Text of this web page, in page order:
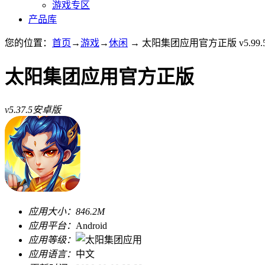
游戏专区
产品库
您的位置： 首页 →游戏→休闲 → 太阳集团应用官方正版
太阳集团应用官方正版
v5.37.5安卓版
应用大小： 846.2M
应用平台： Android
应用等级：
应用语言： 中文